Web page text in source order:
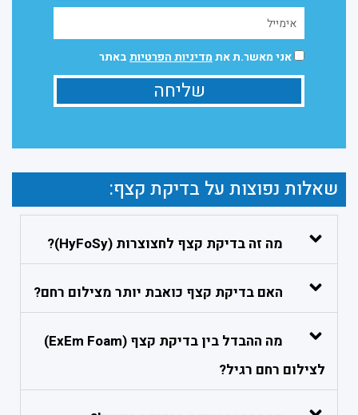
אני מאשר.ת אתמדיניות הפרטיותבאתר
שליחה
שאלות נפוצות על בדיקת קצף:
מה זה בדיקת קצף לחצוצרות (HyFoSy)?
האם בדיקת קצף כואבת יותר מצילום רחם?
מה ההבדל בין בדיקת קצף (ExEm Foam)
לצילום רחם רגיל?